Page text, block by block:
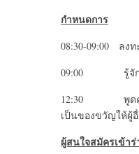
กำหนดการ
08:30-09:00 ลงท
09:00 รู้จักกัน แ
12:30 พูดคุย
เป็นของขวัญให้ผู้
ผู้สนใจสมัครเข้า